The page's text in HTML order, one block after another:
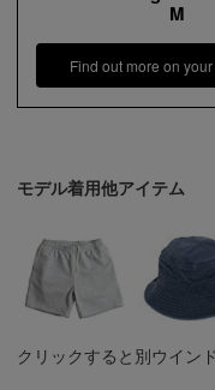
M
Find out more on
モデル着用他アイテム
クリックすると別ウイン